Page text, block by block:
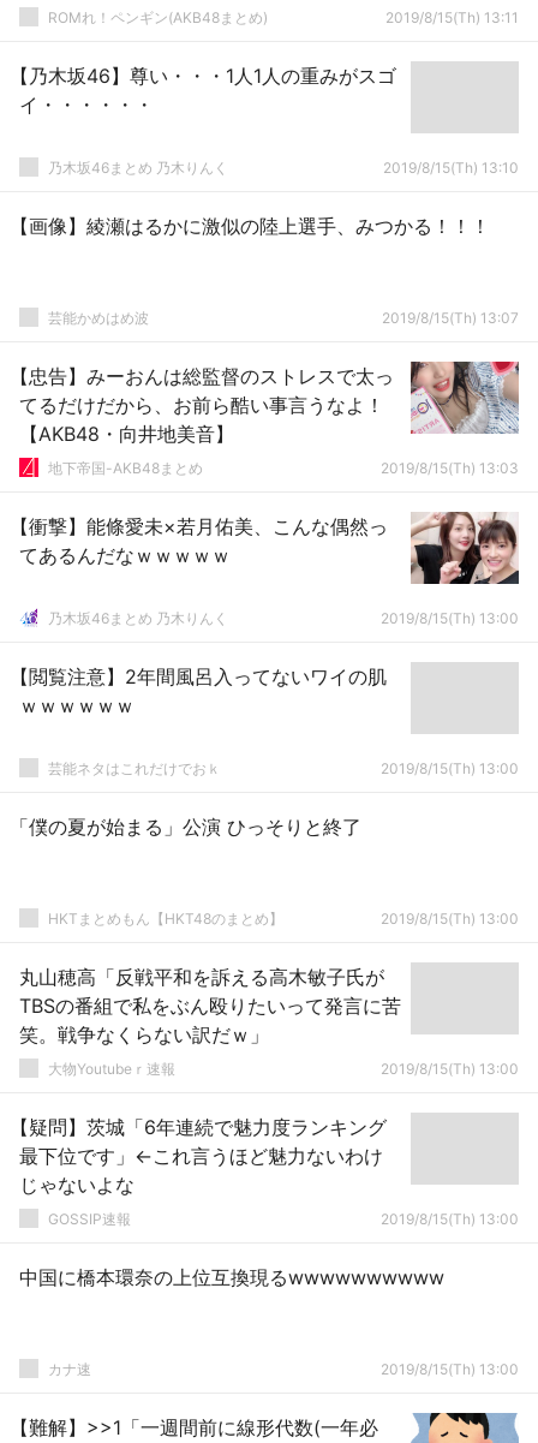
ROMれ！ペンギン(AKB48まとめ) 2019/8/15(Th) 13:11
【乃木坂46】尊い・・・1人1人の重みがスゴ
イ・・・・・・
乃木坂46まとめ 乃木りんく 2019/8/15(Th) 13:10
【画像】綾瀬はるかに激似の陸上選手、みつかる！！！
芸能かめはめ波 2019/8/15(Th) 13:07
【忠告】みーおんは総監督のストレスで太っ
てるだけだから、お前ら酷い事言うなよ！
【AKB48・向井地美音】
地下帝国-AKB48まとめ 2019/8/15(Th) 13:03
【衝撃】能條愛未×若月佑美、こんな偶然っ
てあるんだなｗｗｗｗｗ
乃木坂46まとめ 乃木りんく 2019/8/15(Th) 13:00
【閲覧注意】2年間風呂入ってないワイの肌
ｗｗｗｗｗｗ
芸能ネタはこれだけでおｋ 2019/8/15(Th) 13:00
「僕の夏が始まる」公演 ひっそりと終了
HKTまとめもん【HKT48のまとめ】 2019/8/15(Th) 13:00
丸山穂高「反戦平和を訴える高木敏子氏が
TBSの番組で私をぶん殴りたいって発言に苦
笑。戦争なくらない訳だｗ」
大物Youtubeｒ速報 2019/8/15(Th) 13:00
【疑問】茨城「6年連続で魅力度ランキング
最下位です」←これ言うほど魅力ないわけ
じゃないよな
GOSSIP速報 2019/8/15(Th) 13:00
中国に橋本環奈の上位互換現るwwwwwwwwww
カナ速 2019/8/15(Th) 13:00
【難解】>>1「一週間前に線形代数(一年必